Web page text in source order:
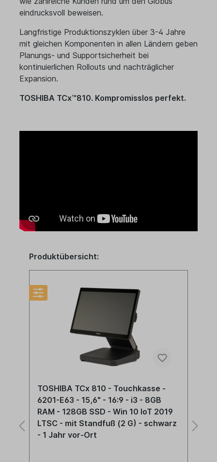
eindrucksvoll beweisen.
Langfristige Produktionszyklen über 3-4 Jahre
mit gleichen Komponenten in allen Ländern geben
Planungs- und Supportsicherheit bei
kontinuierlichen Rollouts und nachträglicher
Expansion.
TOSHIBA TCx™810. Kompromisslos perfekt.
Produktübersicht:
TOSHIBA TCx 810 - Touchkasse -
6201-E63 - 15,6" - 16:9 - i3 - 8GB
RAM - 128GB SSD - Win 10 IoT 2019
LTSC - mit Standfuß (2 G) - schwarz
- 1 Jahr vor-Ort